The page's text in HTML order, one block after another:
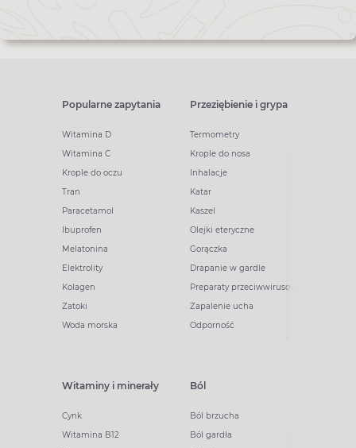
Popularne zapytania
Witamina D
Witamina C
Krople do oczu
Tran
Paracetamol
Ibuprofen
Melatonina
Elektrolity
Kolagen
Zatoki
Woda morska
Przeziębienie i grypa
Termometry
Krople do nosa
Inhalacje
Katar
Kaszel
Olejki eteryczne
Gorączka
Drapanie w gardle
Preparaty przeciwwirusowe
Zapalenie ucha
Odporność
Witaminy i minerały
Cynk
Witamina B12
Ból
Ból brzucha
Ból gardła